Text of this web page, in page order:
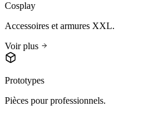
Cosplay
Accessoires et armures XXL.
Voir plus
Prototypes
Pièces pour professionnels.